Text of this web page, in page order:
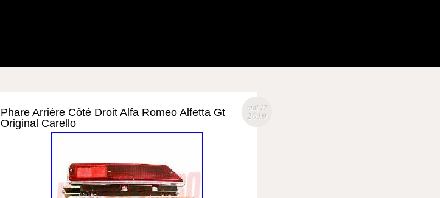
mai 17
2019
Phare Arrière Côté Droit Alfa Romeo Alfetta Gt
Original Carello